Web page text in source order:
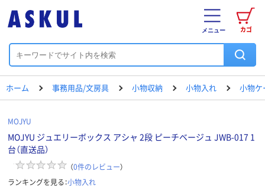
カゴ
メニュー
ホーム 事務用品/文房具 小物収納 小物入れ 小物ケ
MOJYU
MOJYU ジュエリーボックス アシャ 2段 ピーチベージュ JWB-017 1
台（直送品）
（0件のレビュー）
ランキングを見る：小物入れ